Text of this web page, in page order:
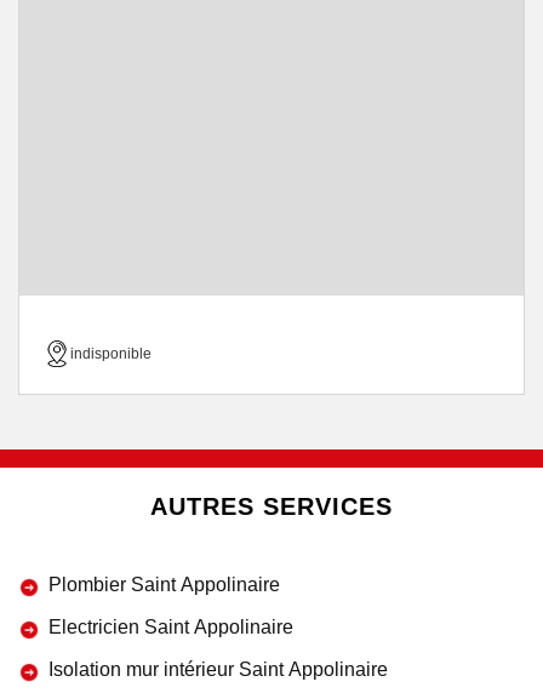
indisponible
AUTRES SERVICES
Plombier Saint Appolinaire
Electricien Saint Appolinaire
Isolation mur intérieur Saint Appolinaire